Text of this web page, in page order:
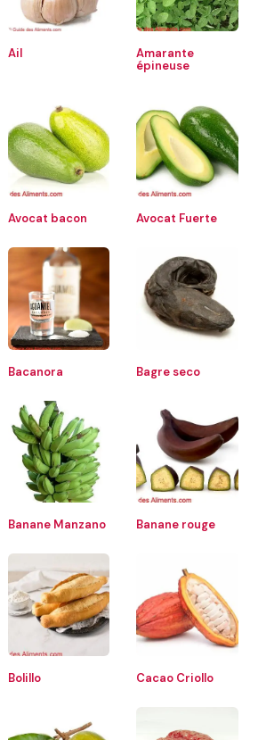
Ail
Amarante
épineuse
Avocat bacon Avocat Fuerte
Bacanora Bagre seco
Banane Manzano Banane rouge
Bolillo Cacao Criollo